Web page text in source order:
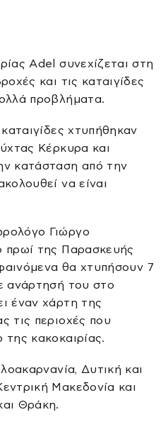
Adel συνεχίζεται στη
και τις καταιγίδες
προβλήματα.
χτυπήθηκαν
Κέρκυρα και
κατάσταση από την
να είναι
Γιώργο
πρωί της Παρασκευής
θα χτυπήσουν 7
ανάρτησή του στο
έναν χάρτη της
τις περιοχές που
κακοκαιρίας.
Δυτική και
Μακεδονία και
Θράκη.